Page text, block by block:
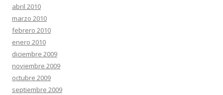
abril 2010
marzo 2010
febrero 2010
enero 2010
diciembre 2009
noviembre 2009
octubre 2009
septiembre 2009